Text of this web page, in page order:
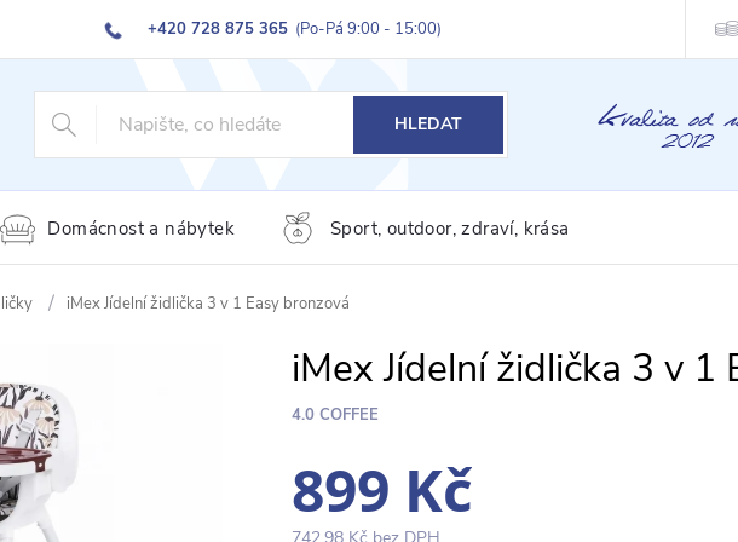
+420 728 875 365 (Po-Pá 9:00 - 15:00)
HLEDAT
Domácnost a nábytek Sport, outdoor, zdraví, krása
iMex Jídelní židlička 3 v 1 Easy bronzová
iMex Jídelní židlička 3 v 1
4.0 COFFEE
899 Kč